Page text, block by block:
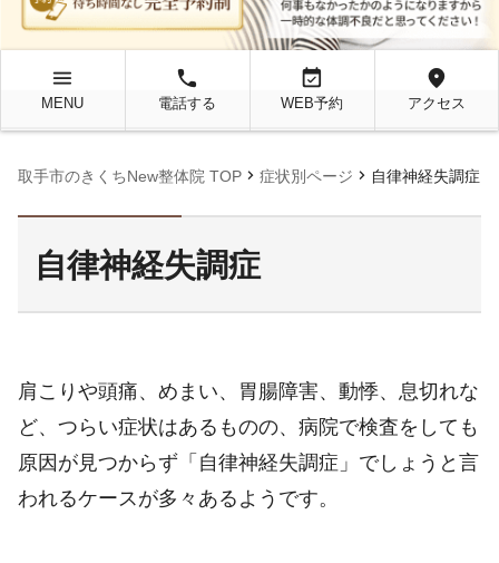
menu
MENU
local_phone
電話する
event_available
WEB予約
location_on
アクセス
取手市のきくちNew整体院 TOP chevron_right 症状別ページ chevron_right 自律神経失調症
自律神経失調症
肩こりや頭痛、めまい、胃腸障害、動悸、息切れな
ど、つらい症状はあるものの、病院で検査をしても
原因が見つからず「自律神経失調症」でしょうと言
われるケースが多々あるようです。